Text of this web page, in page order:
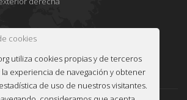
cookies
utiliza cookies propias y de terceros
experiencia de navegación y obtener
de uso de nuestros visitantes.